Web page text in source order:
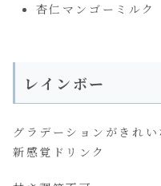
杏仁マンゴーミル
レインボー
グラデーションがきれ
新感覚ドリンク